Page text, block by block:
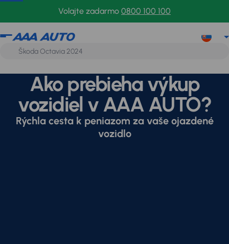
Volajte zadarmo 0800 100 100
Ako prebieha výkup
vozidiel v AAA AUTO?
Rýchla cesta k peniazom za vaše ojazdené
vozidlo